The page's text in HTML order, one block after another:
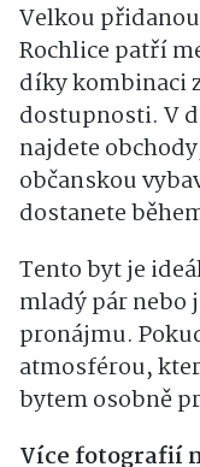
Velkou
Rochlice patří
díky kombinaci
dostupnosti. V
najdete
občanskou
dostanete
Tento byt je
mladý pár
pronájmu.
atmosférou,
bytem osobně
Více fotografií